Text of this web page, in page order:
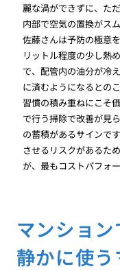
麗な渦ができずに、た
内部で空気の置換がス
佐藤さんは予防の極意
リットル程度の少し熱
で、配管内の油分が冷
に済むようになるとの
習慣の積み重ねにこそ
で行う掃除で改善が見
の蓄積があるサインで
させるリスクがあるた
が、最もコストパフォ
マンショ
静かに使う